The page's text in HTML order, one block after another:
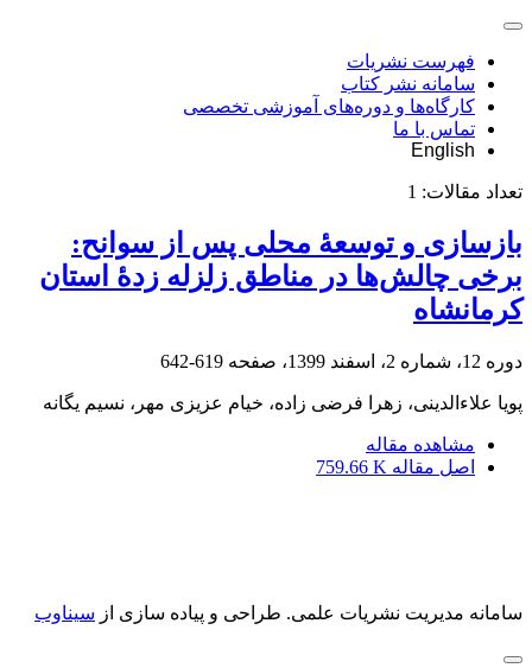
فهرست نشریات
سامانه نشر کتاب
کارگاه‌ها و دوره‌های آموزشی تخصصی
تماس با ما
English
تعداد مقالات: 1
بازسازی و توسعۀ محلی پس از سوانح:
برخی چالش‌ها در مناطق زلزله زدۀ استان
کرمانشاه
دوره 12، شماره 2، اسفند 1399، صفحه 619-642
پویا علاءالدینی، زهرا فرضی زاده، خیام عزیزی مهر، نسیم یگانه
مشاهده مقاله
اصل مقاله 759.66 K
سامانه مدیریت نشریات علمی. طراحی و پیاده سازی از سیناوب